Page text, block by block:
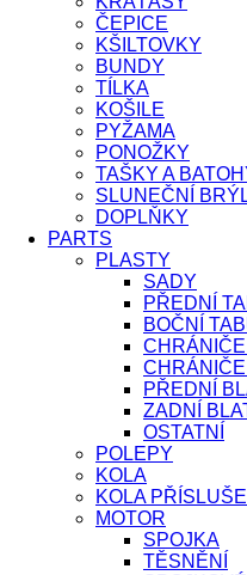
ČEPICE
KŠILTOVKY
BUNDY
TÍLKA
KOŠILE
PYŽAMA
PONOŽKY
TAŠKY A
SLUNEČNÍ
DOPLŇKY
PARTS
PLASTY
SADY
PŘEDNÍ
BOČNÍ
PŘEDNÍ
ZADNÍ
OSTATNÍ
POLEPY
KOLA
KOLA
MOTOR
SPOJKA
TĚSNĚNÍ